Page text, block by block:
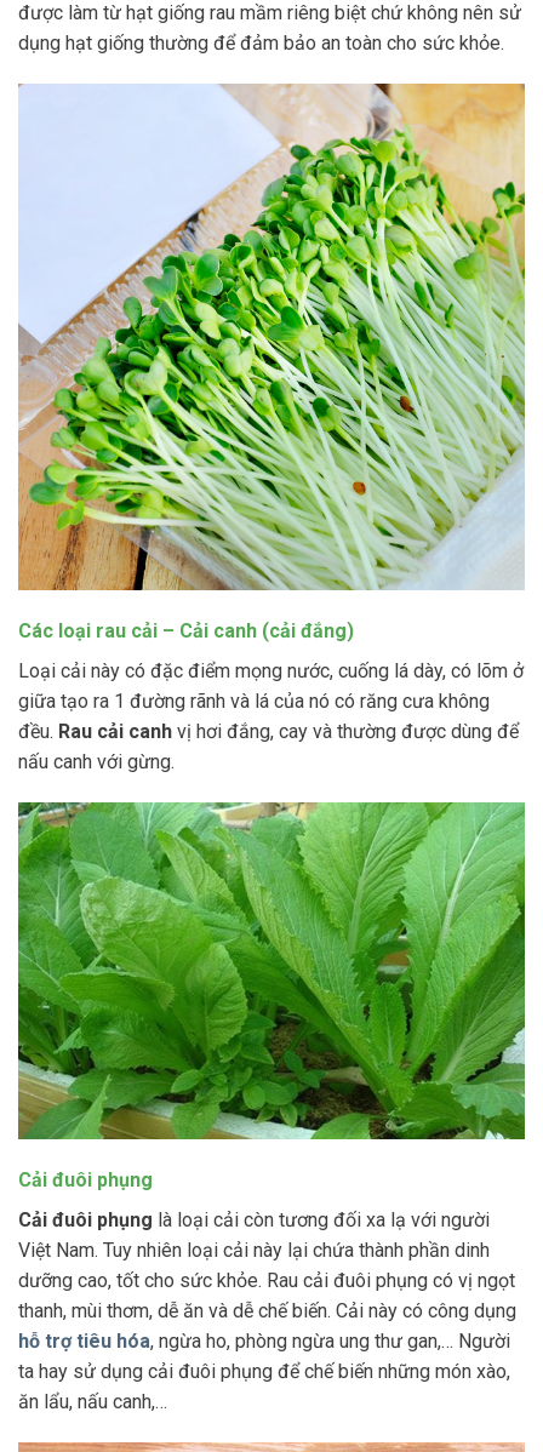
được làm từ hạt giống rau mầm riêng biệt chứ không nên sử
dụng hạt giống thường để đảm bảo an toàn cho sức khỏe.
Các loại rau cải – Cải canh (cải đắng)
Loại cải này có đặc điểm mọng nước, cuống lá dày, có lõm ở
giữa tạo ra 1 đường rãnh và lá của nó có răng cưa không
đều. Rau cải canh vị hơi đắng, cay và thường được dùng để
nấu canh với gừng.
Cải đuôi phụng
Cải đuôi phụng là loại cải còn tương đối xa lạ với người
Việt Nam. Tuy nhiên loại cải này lại chứa thành phần dinh
dưỡng cao, tốt cho sức khỏe. Rau cải đuôi phụng có vị ngọt
thanh, mùi thơm, dễ ăn và dễ chế biến. Cải này có công dụng
hỗ trợ tiêu hóa, ngừa ho, phòng ngừa ung thư gan,… Người
ta hay sử dụng cải đuôi phụng để chế biến những món xào,
ăn lẩu, nấu canh,…